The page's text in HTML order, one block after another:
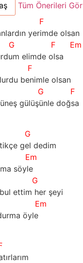
Tüm Önerileri Gör
F
yerimde olsan
G F
Em
elimde olsa
F
benimle olsan
G F
gülüşünle doğsa
G
gel dedim
Em
söyle
G
ettim her şeyi
Em
öyle